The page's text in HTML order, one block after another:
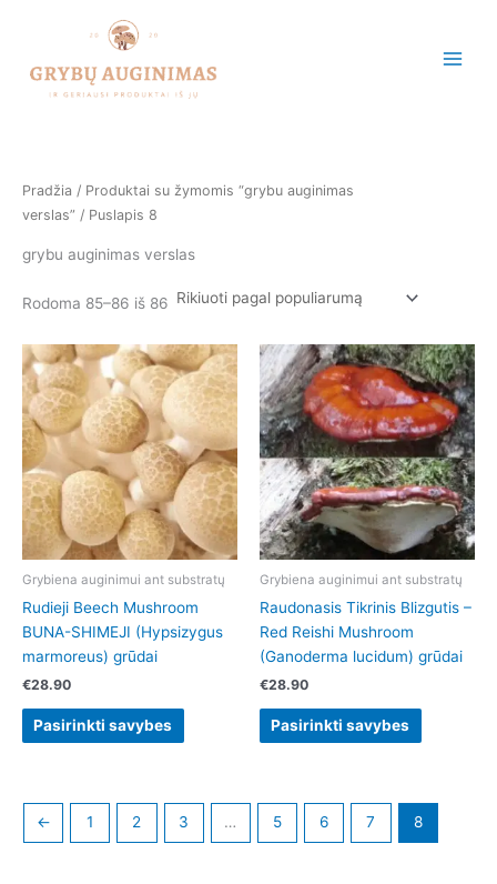
Pradžia / Produktai su žymomis “grybu auginimas
verslas” / Puslapis 8
grybu auginimas verslas
Rodoma 85–86 iš 86
Grybiena auginimui ant substratų
Rudieji Beech Mushroom
BUNA-SHIMEJI (Hypsizygus
marmoreus) grūdai
€28.90
Pasirinkti savybes
This
product
has
multiple
variants.
The
options
may
be
chosen
on
the
Grybiena auginimui ant substratų
Raudonasis Tikrinis Blizgutis –
Red Reishi Mushroom
(Ganoderma lucidum) grūdai
€28.90
Pasirinkti savybes
This
product
has
multiple
variants.
The
options
may
be
chosen
on
product
← 1 2 3 … 5 6 7 8